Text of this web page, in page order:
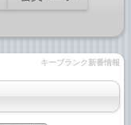
キーブランク新番情報